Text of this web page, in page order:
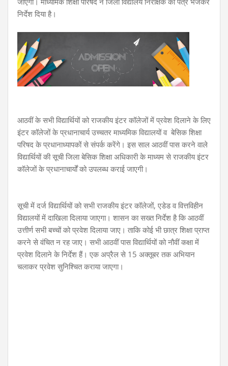
निर्देश दिया है।
आठवीं के सभी विद्यार्थियों को राजकीय इंटर कॉलेजों में प्रवेश दिलाने के लिए
इंटर कॉलेजों के प्रधानाचार्य उच्चतर माध्यमिक विद्यालयों व बेसिक शिक्षा
परिषद के प्रधानाध्यापकों से संपर्क करेंगे। इस साल आठवीं पास करने वाले
विद्यार्थियों की सूची जिला बेसिक शिक्षा अधिकारी के माध्यम से राजकीय इंटर
कॉलेजों के प्रधानाचार्यों को उपलब्ध कराई जाएगी।
सूची में दर्ज विद्यार्थियों कोसभी राजकीय इंटर कॉलेजों, एडेड व वित्तविहीन
विद्यालयों में दाखिला दिलाया जाएगा। शासन का सख्त निर्देश है कि आठवीं
उत्तीर्ण सभी बच्चों को प्रवेश दिलाया जाए। ताकि कोई भी छात्र शिक्षा प्राप्त
करने से वंचित न रह जाए। सभी आठवीं पास विद्यार्थियों को नौवीं कक्षा में
प्रवेश दिलाने के निर्देश हैं। एक अप्रैल से 15 अक्तूबर तक अभियान
चलाकर प्रवेश सुनिश्चित कराया जाएगा।